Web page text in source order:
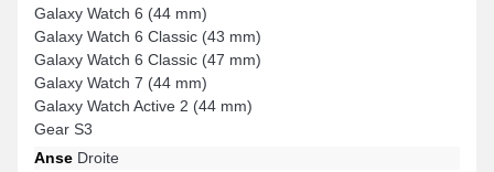
Galaxy Watch 6 (44 mm)
Galaxy Watch 6 Classic (43 mm)
Galaxy Watch 6 Classic (47 mm)
Galaxy Watch 7 (44 mm)
Galaxy Watch Active 2 (44 mm)
Gear S3
Anse Droite